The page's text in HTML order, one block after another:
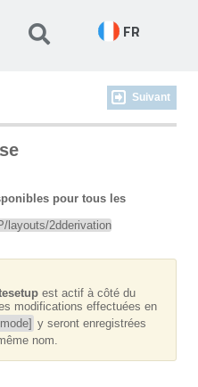
FR
Suivant
pour tous les
layouts/2dderivation
est actif à côté du
modifications effectuées en
y seront enregistrées
nom.